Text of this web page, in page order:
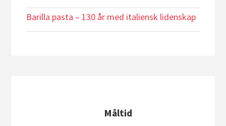
Barilla pasta – 130 år med italiensk lidenskap
Måltid